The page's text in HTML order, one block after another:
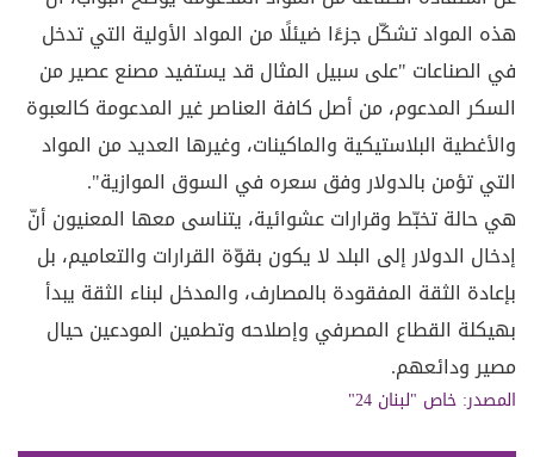
هذه المواد تشكّل جزءًا ضيئلًا من المواد الأولية التي تدخل
في الصناعات "على سبيل المثال قد يستفيد مصنع عصير من
السكر المدعوم، من أصل كافة العناصر غير المدعومة كالعبوة
والأغطية البلاستيكية والماكينات، وغيرها العديد من المواد
التي تؤمن بالدولار وفق سعره في السوق الموازية".
هي حالة تخبّط وقرارات عشوائية، يتناسى معها المعنيون أنّ
إدخال الدولار إلى البلد لا يكون بقوّة القرارات والتعاميم، بل
بإعادة الثقة المفقودة بالمصارف، والمدخل لبناء الثقة يبدأ
بهيكلة القطاع المصرفي وإصلاحه وتطمين المودعين حيال
مصير ودائعهم.
المصدر: خاص "لبنان 24"